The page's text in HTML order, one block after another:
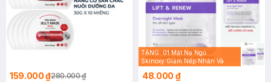
159.000 ₫280.000 ₫
TẶNG: 01 Mặt Nạ Ngủ
Skinoxy Giảm Nếp Nhăn Và
(SL có hạn)
48.000 ₫